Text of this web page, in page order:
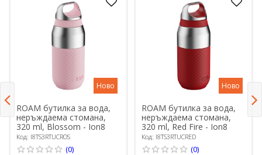
Ново
ROAM бутилка за вода,
неръждаема стомана,
320 ml, Blossom - Ion8
Код: I8TS3RTUCROS
(0)
Ново
ROAM бутилка за вода,
неръждаема стомана,
320 ml, Red Fire - Ion8
Код: I8TS3RTUCRED
(0)